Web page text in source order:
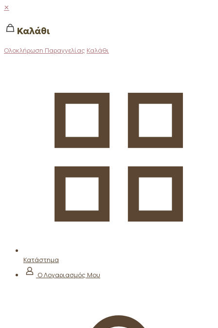
✕
Καλάθι
Ολοκλήρωση Παραγγελίας Καλάθι
Κατάστημα
Ο Λογαριασμός Μου